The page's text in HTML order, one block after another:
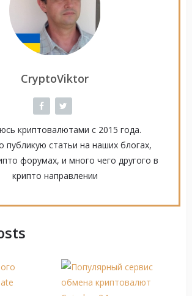
CryptoViktor
криптовалютами с 2015 года.
публикую статьи на наших блогах,
форумах, и много чего другого в
крипто направлении